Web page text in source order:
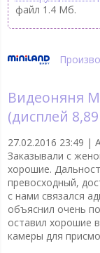
файл 1.4 Мб.
Видеоняня
(дисплей
27.02.2016 23:49 |
Заказывали с
хорошие.
превосходный,
с нами связался
объяснил очень
оставил хорошие
камеры для